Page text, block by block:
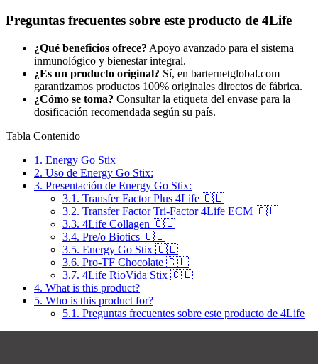
Preguntas frecuentes sobre este producto de 4Life
¿Qué beneficios ofrece? Apoyo avanzado para el sistema
inmunológico y bienestar integral.
¿Es un producto original? Sí, en barternetglobal.com
garantizamos productos 100% originales directos de fábrica.
¿Cómo se toma? Consultar la etiqueta del envase para la
dosificación recomendada según su país.
Tabla Contenido
1. Energy Go Stix
2. Uso de Energy Go Stix:
3. Presentación de Energy Go Stix:
3.1. Transfer Factor Plus 4Life 🇨🇱
3.2. Transfer Factor Tri-Factor 4Life ECM 🇨🇱
3.3. 4Life Collagen 🇨🇱
3.4. Pre/o Biotics 🇨🇱
3.5. Energy Go Stix 🇨🇱
3.6. Pro-TF Chocolate 🇨🇱
3.7. 4Life RioVida Stix 🇨🇱
4. What is this product?
5. Who is this product for?
5.1. Preguntas frecuentes sobre este producto de 4Life